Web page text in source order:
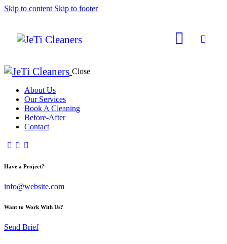
Skip to content Skip to footer
Close
About Us
Our Services
Book A Cleaning
Before-After
Contact
Have a Project?
info@website.com
Want to Work With Us?
Send Brief